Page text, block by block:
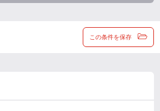
この条件を保存